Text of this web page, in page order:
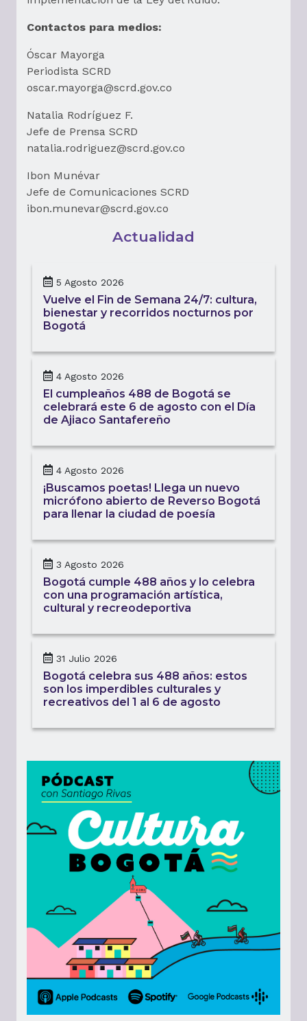
Contactos para medios:
Óscar Mayorga
Periodista SCRD
oscar.mayorga@scrd.gov.co
Natalia Rodríguez F.
Jefe de Prensa SCRD
natalia.rodriguez@scrd.gov.co
Ibon Munévar
Jefe de Comunicaciones SCRD
ibon.munevar@scrd.gov.co
Actualidad
5 Agosto 2026
Vuelve el Fin de Semana 24/7: cultura,
bienestar y recorridos nocturnos por
Bogotá
4 Agosto 2026
El cumpleaños 488 de Bogotá se
celebrará este 6 de agosto con el Día
de Ajiaco Santafereño
4 Agosto 2026
¡Buscamos poetas! Llega un nuevo
micrófono abierto de Reverso Bogotá
para llenar la ciudad de poesía
3 Agosto 2026
Bogotá cumple 488 años y lo celebra
con una programación artística,
cultural y recreodeportiva
31 Julio 2026
Bogotá celebra sus 488 años: estos
son los imperdibles culturales y
recreativos del 1 al 6 de agosto